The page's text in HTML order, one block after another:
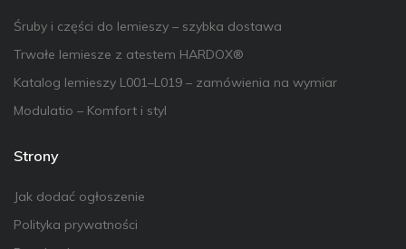
Śruby i części do lemieszy – szybka dostawa
Trwałe lemiesze z atestem HARDOX®
Katalog lemieszy L001–L019 – zamówienia na wymiar
Modulatio – Komfort i styl
Strony
Jak dodać ogłoszenie
Polityka prywatności